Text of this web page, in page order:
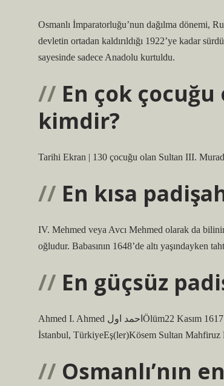
Osmanlı İmparatorluğu’nun dağılma dönemi,
devletin ortadan kaldırıldığı 1922’ye kadar
sayesinde sadece Anadolu kurtuldu.
En çok çocuğu
kimdir?
Tarihi Ekran | 130 çocuğu olan Sultan III.
En kısa
IV. Mehmed veya Avcı Mehmed olarak da
oğludur. Babasının 1648’de altı yaşındayken
En güçsüz
Ahmed I. Ahmed احمد اولÖlüm22 Kasım 1617 (yaş 27) Topkapı Sarayı, İstanbul, Osmanlı İmparatorluğuMezarSultanahmet Camii,
İstanbul, TürkiyeEş(ler)Kösem Sultan
Osmanlı’nın